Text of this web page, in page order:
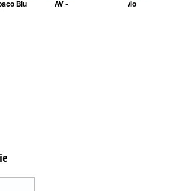
Blu
AV - Laccato opaco Avio